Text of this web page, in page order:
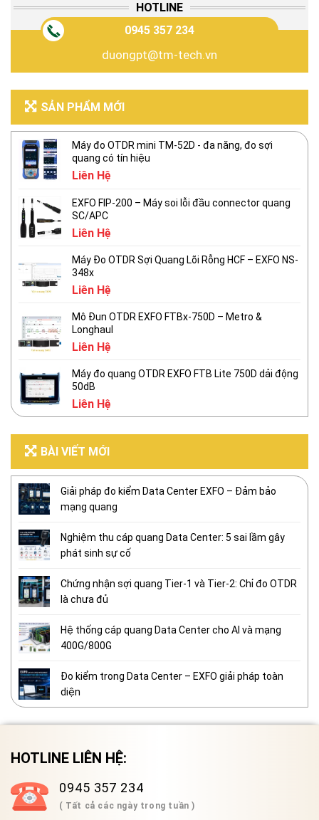
HOTLINE
0945 357 234
duongpt@tm-tech.vn
SẢN PHẨM MỚI
Máy đo OTDR mini TM-52D - đa năng, đo sợi
quang có tín hiệu
Liên Hệ
EXFO FIP-200 – Máy soi lỗi đầu connector quang
SC/APC
Liên Hệ
Máy Đo OTDR Sợi Quang Lõi Rỗng HCF – EXFO NS-
348x
Liên Hệ
Mô Đun OTDR EXFO FTBx-750D – Metro &
Longhaul
Liên Hệ
Máy đo quang OTDR EXFO FTB Lite 750D dải động
50dB
Liên Hệ
BÀI VIẾT MỚI
Giải pháp đo kiểm Data Center EXFO – Đảm bảo
mạng quang
Nghiệm thu cáp quang Data Center: 5 sai lầm gây
phát sinh sự cố
Chứng nhận sợi quang Tier-1 và Tier-2: Chỉ đo OTDR
là chưa đủ
Hệ thống cáp quang Data Center cho AI và mạng
400G/800G
Đo kiểm trong Data Center – EXFO giải pháp toàn
diện
HOTLINE LIÊN HỆ:
0945 357 234
( Tất cả các ngày trong tuần )